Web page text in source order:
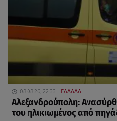
08.08.26, 22:33 ΕΛΛΑΔΑ
Αλεξανδρούπολη:
του ηλικιωμένος από